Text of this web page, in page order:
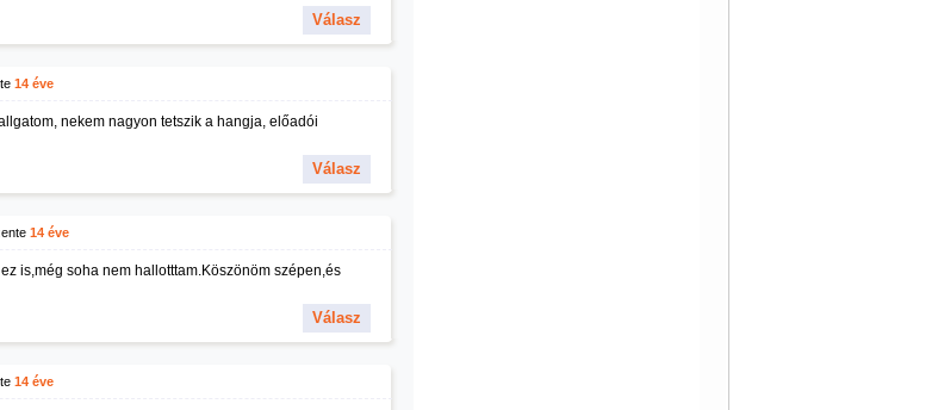
Válasz
14 éve
nekem nagyon tetszik a hangja, előadói
Válasz
14 éve
is,még soha nem hallotttam.Köszönöm szépen,és
Válasz
14 éve